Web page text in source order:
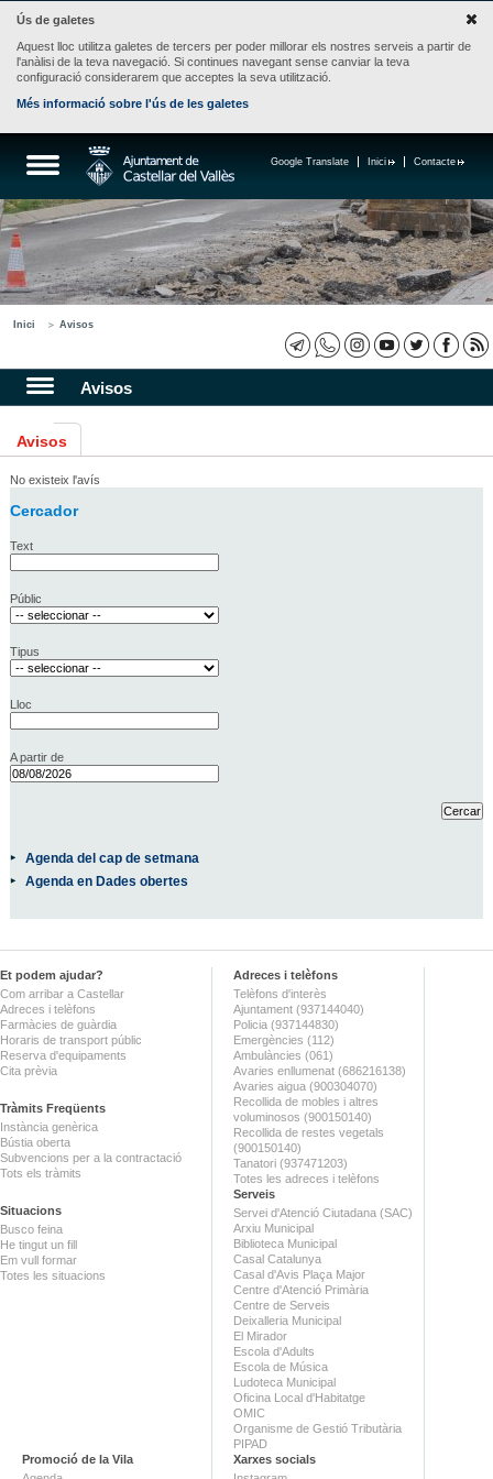
Ús de galetes
Aquest lloc utilitza galetes de tercers per poder millorar els nostres serveis a partir de
l'anàlisi de la teva navegació. Si continues navegant sense canviar la teva
configuració considerarem que acceptes la seva utilització.
Més informació sobre l'ús de les galetes
Contacte
Inici
Google Translate
Inici Avisos
Avisos
Avisos
No existeix l'avís
Cercador
Text
Públic
Tipus
Lloc
A partir de
Agenda del cap de setmana
Agenda en Dades obertes
Et podem ajudar?
Com arribar a Castellar
Adreces i telèfons
Farmàcies de guàrdia
Horaris de transport públic
Reserva d'equipaments
Cita prèvia
Tràmits Freqüents
Instància genèrica
Bústia oberta
Subvencions per a la contractació
Tots els tràmits
Situacions
Busco feina
He tingut un fill
Em vull formar
Totes les situacions
Adreces i telèfons
Telèfons d'interès
Ajuntament (937144040)
Policia (937144830)
Emergències (112)
Ambulàncies (061)
Avaries enllumenat (686216138)
Avaries aigua (900304070)
Recollida de mobles i altres
voluminosos (900150140)
Recollida de restes vegetals
(900150140)
Tanatori (937471203)
Totes les adreces i telèfons
Serveis
Servei d'Atenció Ciutadana (SAC)
Arxiu Municipal
Biblioteca Municipal
Casal Catalunya
Casal d'Avis Plaça Major
Centre d'Atenció Primària
Centre de Serveis
Deixalleria Municipal
El Mirador
Escola d'Adults
Escola de Música
Ludoteca Municipal
Oficina Local d'Habitatge
OMIC
Organisme de Gestió Tributària
PIPAD
Promoció de la Vila
Xarxes socials